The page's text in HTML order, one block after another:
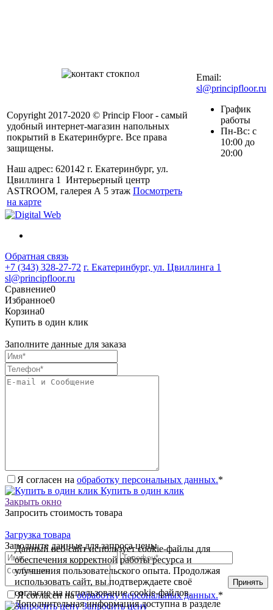
Copyright 2017-2020 © Princip Floor - самый
удобный интернет-магазин напольных
покрытий в Екатеринбурге. Все права
защищены.
Наш адрес: 620142 г. Екатеринбург, ул.
Цвиллинга 1 Интерьерный центр
ASTROOM, галерея А 5 этаж Посмотреть
на карте
Email:
sl@principfloor.ru
График
работы
Пн-Вс: с
10:00 до
20:00
Обратная связь
+7 (343) 328-27-72 г. Екатеринбург, ул. Цвиллинга 1
sl@principfloor.ru
Сравнение0
Избранное0
Корзина0
Купить в один клик
Заполните данные для заказа
Я согласен на обработку персональных данных.*
Купить в один клик
Закрыть окно
Запросить стоимость товара
Загрузка товара
Заполните данные для запроса цены
Я согласен наобработку персональных данных.*
Запросить цену
Данный веб-сайт использует cookie-файлы для
обеспечения корректной работы ресурса и
улучшения пользовательского опыта. Продолжая
использовать сайт, вы подтверждаете своё
согласие на использование cookie-файлов.
Дополнительная информация доступна в разделе
Принять